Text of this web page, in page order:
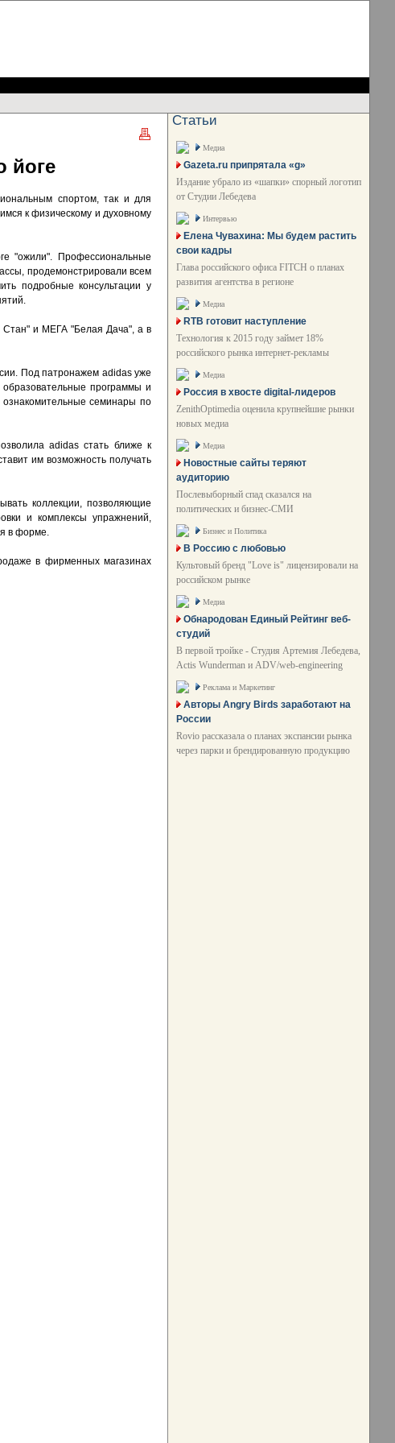
йоге
спортом, так и для
к физическому и духовному
"ожили". Профессиональные
продемонстрировали всем
подробные консультации у
Стан" и МЕГА "Белая Дача", а в
Под патронажем adidas уже
программы и
семинары по
adidas стать ближе к
им возможность получать
коллекции, позволяющие
и комплексы упражнений,
в форме.
в фирменных магазинах
Статьи
Медиа
Gazeta.ru припрятала «g»
Издание убрало из «шапки» спорный логотип
от Студии Лебедева
Интервью
Елена Чувахина: Мы будем растить
свои кадры
Глава российского офиса FITCH о планах
развития агентства в регионе
Медиа
RTB готовит наступление
Технология к 2015 году займет 18%
российского рынка интернет-рекламы
Медиа
Россия в хвосте digital-лидеров
ZenithOptimedia оценила крупнейшие рынки
новых медиа
Медиа
Новостные сайты теряют
аудиторию
Послевыборный спад сказался на
политических и бизнес-СМИ
Бизнес и Политика
В Россию с любовью
Культовый бренд "Love is" лицензировали на
российском рынке
Медиа
Обнародован Единый Рейтинг веб-
студий
В первой тройке - Студия Артемия Лебедева,
Actis Wunderman и ADV/web-engineering
Реклама и Маркетинг
Авторы Angry Birds заработают на
России
Rovio рассказала о планах экспансии рынка
через парки и брендированную продукцию